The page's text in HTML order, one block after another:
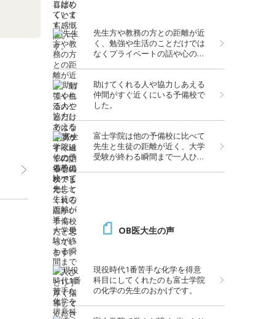
先生方や教務の方との距離が近
く、勉強や生活のことだけでは
なくプライベートの話や心のケ
助けてくれる人や協力しあえる
仲間がすぐ近くにいる予備校で
した。
富士学院は他の予備校に比べて
先生と生徒の距離が近く、大学
受験が終わる瞬間まで一人ひと
OB医大生の声
現役時代1番苦手な化学を得意
科目にしてくれたのも富士学院
の化学の先生のおかげです。